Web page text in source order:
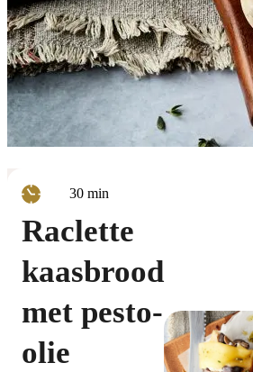
30minuten
min
Raclette
kaasbrood
met pesto-
olie